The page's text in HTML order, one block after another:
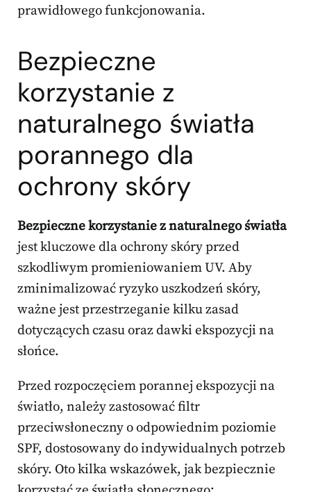
prawidłowego funkcjonowania.
Bezpieczne
korzystanie z
naturalnego światła
porannego dla
ochrony skóry
Bezpieczne korzystanie z naturalnego światła
jest kluczowe dla ochrony skóry przed
szkodliwym promieniowaniem UV. Aby
zminimalizować ryzyko uszkodzeń skóry,
ważne jest przestrzeganie kilku zasad
dotyczących czasu oraz dawki ekspozycji na
słońce.
Przed rozpoczęciem porannej ekspozycji na
światło, należy zastosować filtr
przeciwsłoneczny o odpowiednim poziomie
SPF, dostosowany do indywidualnych potrzeb
skóry. Oto kilka wskazówek, jak bezpiecznie